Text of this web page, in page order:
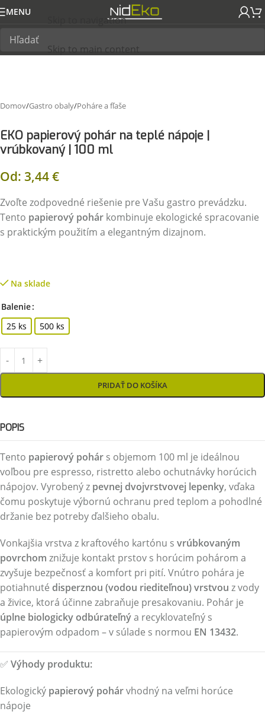
Skip to navigation
Skip to main content
MENU
Domov/Gastro obaly/Poháre a fľaše
EKO papierový pohár na teplé nápoje |
vrúbkovaný | 100 ml
Od: 3,44€
Zvoľte zodpovedné riešenie pre Vašu gastro prevádzku.
Tento papierový pohár kombinuje ekologické spracovanie
s praktickým použitím a elegantným dizajnom.
Na sklade
Balenie
25 ks
500 ks
PRIDAŤ DO KOŠÍKA
POPIS
Tento papierový pohár s objemom 100 ml je ideálnou
voľbou pre espresso, ristretto alebo ochutnávky horúcich
nápojov. Vyrobený z pevnej dvojvrstvovej lepenky, vďaka
čomu poskytuje výbornú ochranu pred teplom a pohodlné
držanie bez potreby ďalšieho obalu.
Vonkajšia vrstva z kraftového kartónu s vrúbkovaným
povrchom znižuje kontakt prstov s horúcim pohárom a
zvyšuje bezpečnosť a komfort pri pití. Vnútro pohára je
potiahnuté disperznou (vodou riediteľnou) vrstvou z vody
a živice, ktorá účinne zabraňuje presakovaniu. Pohár je
úplne biologicky odbúrateľnýa recyklovateľný s
papierovým odpadom – v súlade s normou EN 13432.
✅ Výhody produktu:
Ekologický papierový pohárvhodný na veľmi horúce
nápoje